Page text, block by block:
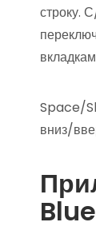
строку.
Space/
вниз/